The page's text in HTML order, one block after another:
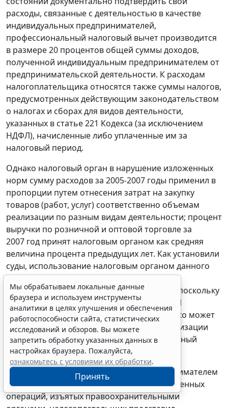
расходы, связанные с деятельностью в качестве
индивидуальных предпринимателей,
профессиональный налоговый вычет производится
в размере 20 процентов общей суммы доходов,
полученной индивидуальным предпринимателем от
предпринимательской деятельности. К расходам
налогоплательщика относятся также суммы налогов,
предусмотренных действующим законодательством
о налогах и сборах для видов деятельности,
указанных в статье 221 Кодекса (за исключением
НДФЛ), начисленные либо уплаченные им за
налоговый период.
Однако налоговый орган в нарушение изложенных
норм сумму расходов за 2005-2007 годы применил в
пропорции путем отнесения затрат на закупку
товаров (работ, услуг) соответственно объемам
реализации по разным видам деятельности; процент
выручки по розничной и оптовой торговле за
2007 год принят налоговым органом как средняя
величина процента предыдущих лет. Как установили
суды, использование налоговым органом данного
метода привело к завышению доходов
налогоплательщика на сумму 263960 руб., поскольку
при определении налоговой базы по НДФЛ
кассовым методом налогоплательщик четко может
выделить материальные затраты при реализации
товара, так как реализует уже оприходованный
товар, имеющий стоимостную оценку.
На основании восстановленной Предпринимателем
книги учета доходов и расходов и хозяйственных
операций, изъятых правоохранительными
Мы обрабатываем локальные данные
браузера и используем инструменты
аналитики в целях улучшения и обеспечения
работоспособности сайта, статистических
исследований и обзоров. Вы можете
запретить обработку указанных данных в
настройках браузера. Пожалуйста,
ознакомьтесь с условиями их обработки.
Принять